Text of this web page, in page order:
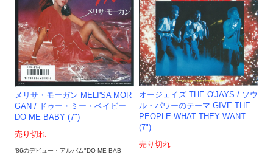
メリサ・モーガン MELI'SA MOR
GAN / ドゥー・ミー・ベイビー
DO ME BABY (7")
売り切れ
'86のデビュー・アルバム"DO ME BAB
オージェイズ THE O'JAYS / ソウ
ル・パワーのテーマ GIVE THE
PEOPLE WHAT THEY WANT
(7")
売り切れ